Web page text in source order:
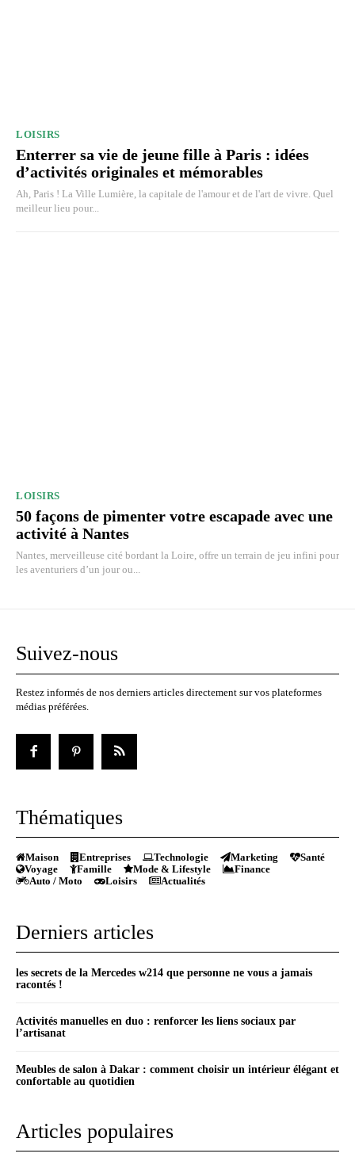
LOISIRS
Enterrer sa vie de jeune fille à Paris : idées
d’activités originales et mémorables
Ah, Paris ! La Ville Lumière, la capitale de l'amour et de l'art de vivre. Quel
meilleur lieu pour...
LOISIRS
50 façons de pimenter votre escapade avec une
activité à Nantes
Nantes, merveilleuse cité bordant la Loire, offre un terrain de jeu infini pour
les aventuriers d’un jour ou...
Suivez-nous
Restez informés de nos derniers articles directement sur vos plateformes
médias préférées.
Thématiques
Maison Entreprises Technologie Marketing
Santé
Voyage
Famille Mode & Lifestyle
Finance
Auto / Moto
Loisirs Actualités
Derniers articles
les secrets de la Mercedes w214 que personne ne vous a jamais
racontés !
Activités manuelles en duo : renforcer les liens sociaux par
l’artisanat
Meubles de salon à Dakar : comment choisir un intérieur élégant et
confortable au quotidien
Articles populaires